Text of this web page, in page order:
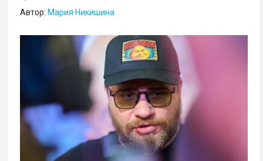
Автор: Мария Никишина